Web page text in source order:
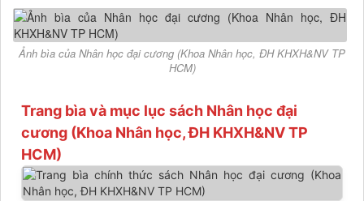
Ảnh bìa của Nhân học đại cương (Khoa Nhân học, ĐH KHXH&NV TP
HCM)
Trang bìa và mục lục sách Nhân học đại
cương (Khoa Nhân học, ĐH KHXH&NV TP
HCM)